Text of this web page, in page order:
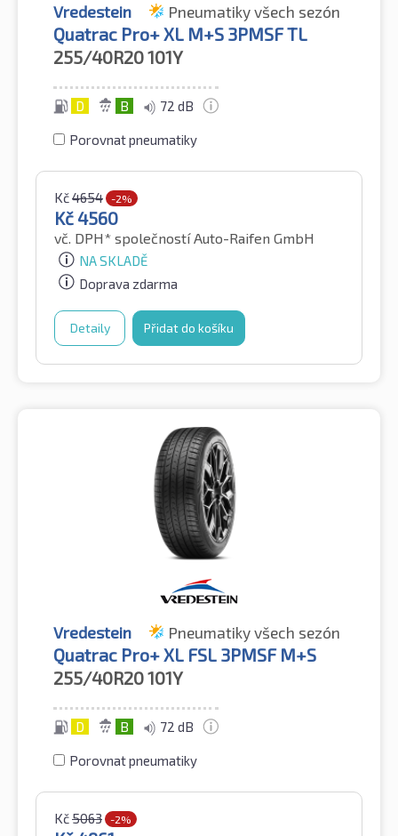
Vredestein Pneumatiky všech sezón
Quatrac Pro+ XL M+S 3PMSF TL
255/40R20101Y
D B 72 dB
Porovnat pneumatiky
Kč4654 -2%
Kč4560
vč. DPH* společností Auto-Raifen GmbH
NA SKLADĚ
Doprava zdarma
Detaily Přidat do košíku
Vredestein Pneumatiky všech sezón
Quatrac Pro+ XL FSL 3PMSF M+S
255/40R20101Y
D B 72 dB
Porovnat pneumatiky
Kč5063 -2%